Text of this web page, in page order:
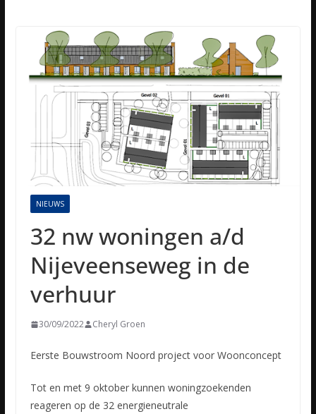
NIEUWS
32 nw woningen a/d
Nijeveenseweg in de
verhuur
30/09/2022 Cheryl Groen
Eerste Bouwstroom Noord project voor Woonconcept
Tot en met 9 oktober kunnen woningzoekenden
reageren op de 32 energieneutrale